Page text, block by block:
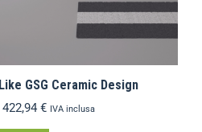
GSG Ceramic Design
422,94 € IVA inclusa